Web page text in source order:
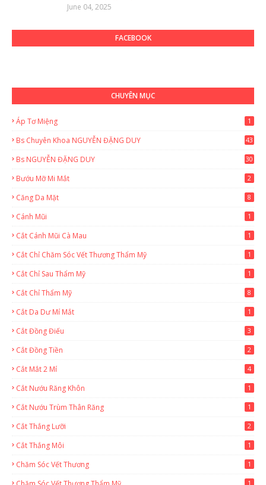
June 04, 2025
FACEBOOK
CHUYÊN MỤC
Áp Tơ Miệng 1
Bs Chuyên Khoa NGUYỄN ĐẶNG DUY
43
Bs NGUYỄN ĐẶNG DUY 30
Bướu Mỡ Mi Mắt 2
Căng Da Mặt 8
Cánh Mũi 1
Cắt Cánh Mũi Cà Mau 1
Cắt Chỉ Chăm Sóc Vết Thương Thẩm Mỹ 1
Cắt Chỉ Sau Thẩm Mỹ 1
Cắt Chỉ Thẩm Mỹ 8
Cắt Da Dư Mí Mắt 1
Cắt Đồng Điếu 3
Cắt Đồng Tiền 2
Cắt Mắt 2 Mí 4
Cắt Nướu Răng Khôn 1
Cắt Nướu Trùm Thân Răng 1
Cắt Thắng Lưỡi 2
Cắt Thắng Môi 1
Chăm Sóc Vết Thương 1
1